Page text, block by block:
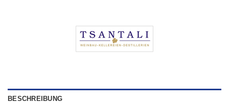
BESCHREIBUNG